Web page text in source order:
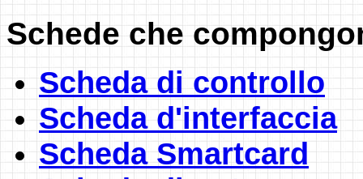
Schede che
Scheda di controllo
Scheda d'interfaccia
Scheda Smartcard